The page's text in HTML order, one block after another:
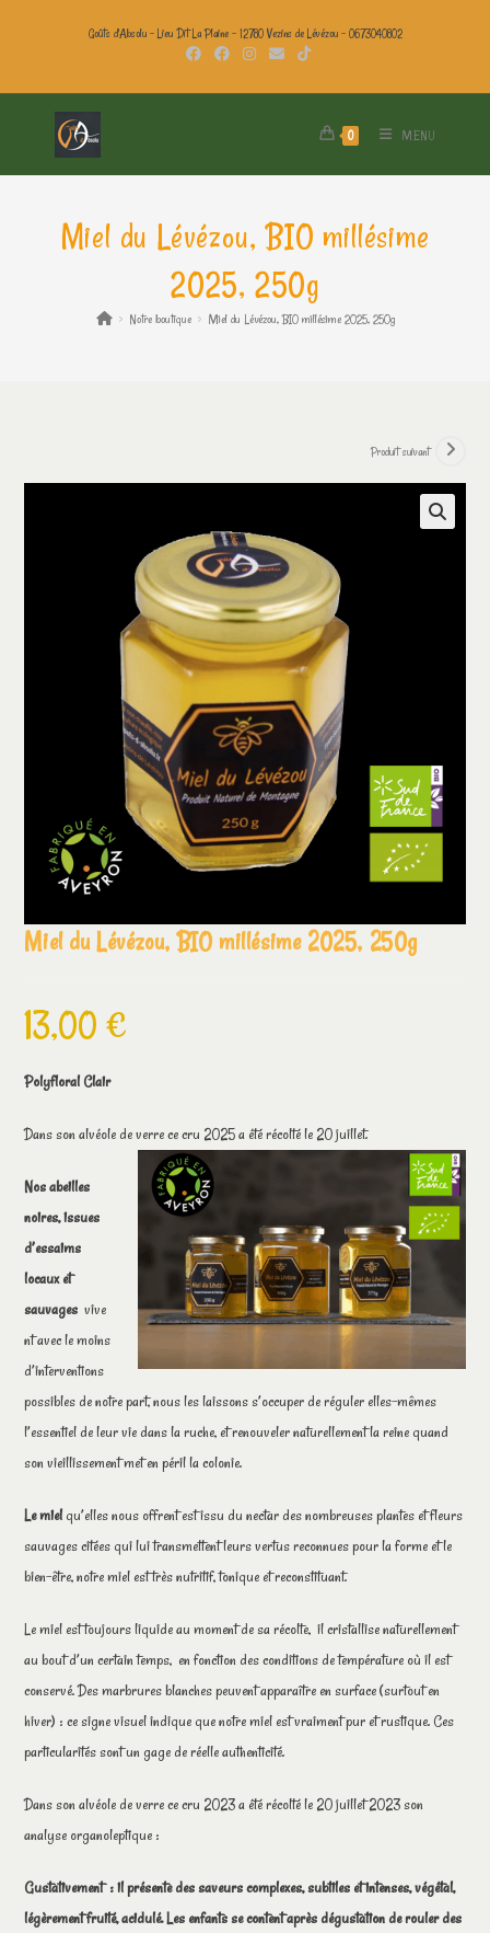
Goûts d'Absolu - Lieu Dit La Plaine - 12780 Vezins de Lévézou - 0673040802
0 MENU
Miel du Lévézou, BIO millésime
2025, 250g
> Notre boutique > Miel du Lévézou, BIO millésime 2025, 250g
Produit suivant
Miel du Lévézou, BIO millésime 2025, 250g
13,00€
Polyfloral Clair
Dans son alvéole de verre ce cru 2025 a été récolté le 20 juillet.
Nos abeilles
noires, issues
d’essaims
locaux et
sauvages vive
nt avec le moins
d’interventions
possibles de notre part, nous les laissons s’occuper de réguler elles-mêmes
l’essentiel de leur vie dans la ruche, et renouveler naturellement la reine quand
son vieillissement met en péril la colonie.
Le miel qu’elles nous offrent est issu du nectar des nombreuses plantes et fleurs
sauvages citées qui lui transmettent leurs vertus reconnues pour la forme et le
bien-être, notre miel est très nutritif, tonique et reconstituant.
Le miel est toujours liquide au moment de sa récolte, il cristallise naturellement
au bout d’un certain temps, en fonction des conditions de température où il est
conservé. Des marbrures blanches peuvent apparaître en surface (surtout en
hiver) : ce signe visuel indique que notre miel est vraiment pur et rustique. Ces
particularités sont un gage de réelle authenticité.
Dans son alvéole de verre ce cru 2023 a été récolté le 20 juillet 2023 son
analyse organoleptique :
Gustativement : il présente des saveurs complexes, subtiles et intenses, végétal,
légèrement fruité, acidulé. Les enfants se content après dégustation de rouler des